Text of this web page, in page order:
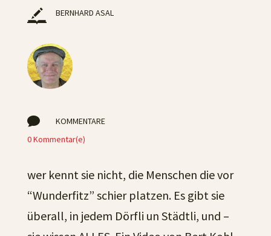
BERNHARD ASAL

KOMMENTARE
0 Kommentar(e)
wer kennt sie nicht, die Menschen die vor
“Wunderfitz” schier platzen. Es gibt sie
überall, in jedem Dörfli un Städtli, und –